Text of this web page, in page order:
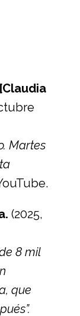
Martes
(2025,
8 mil
que